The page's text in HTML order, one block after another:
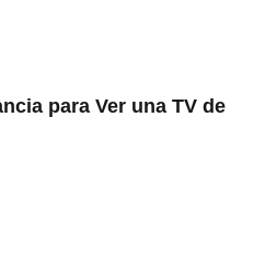
para Ver una TV de